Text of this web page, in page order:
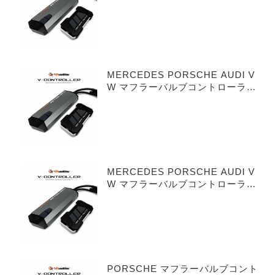
MERCEDES PORSCHE AUDI V
W マフラーバルブコントローラー
MERCEDES PORSCHE AUDI V
W マフラーバルブコントローラー
PORSCHE マフラーバルブコント